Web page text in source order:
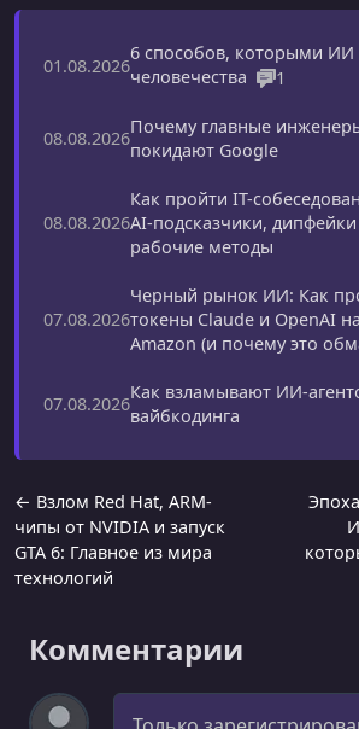
01.08.2026
6 способов, которыми ИИ
человечества
1
08.08.2026
Почему главные
покидают Google
08.08.2026
Как пройти IT-
AI-подсказчики,
рабочие методы
07.08.2026
Черный рынок ИИ: Как
токены Claude и OpenAI
Amazon (и почему это
07.08.2026
Как взламывают ИИ-
вайбкодинга
← Взлом Red Hat, ARM-
чипы от NVIDIA и запуск
GTA 6: Главное из мира
технологий
Комментарии
Комментарий